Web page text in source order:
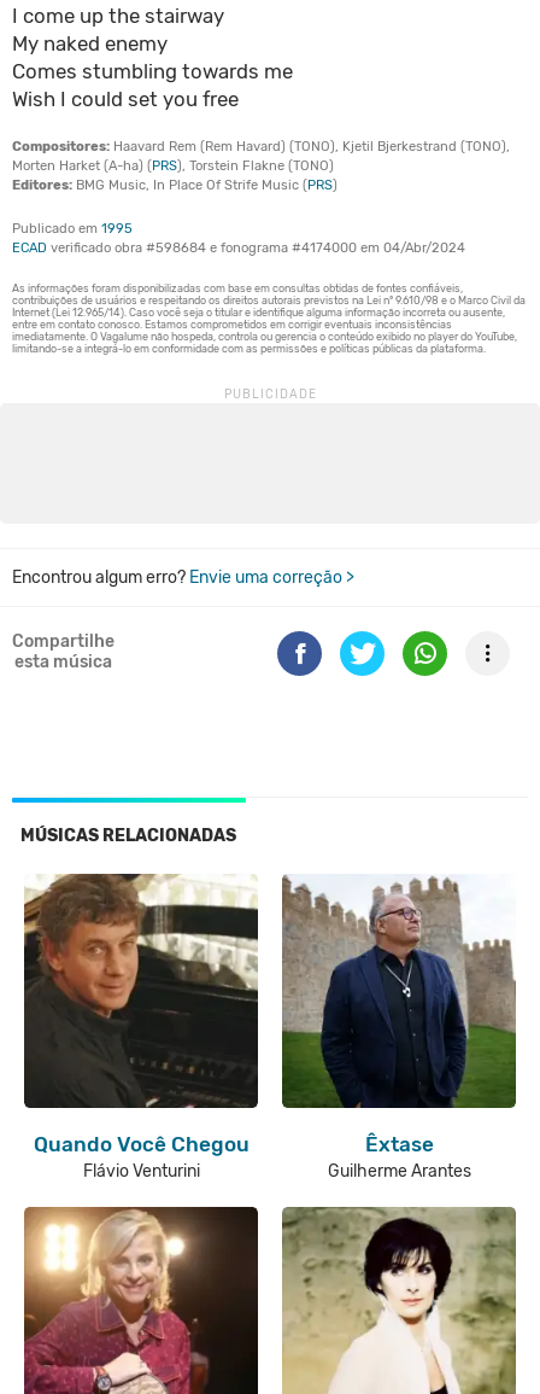
I come up the stairway
My naked enemy
Comes stumbling towards me
Wish I could set you free
Compositores: Haavard Rem (Rem Havard) (TONO), Kjetil Bjerkestrand (TONO),
Morten Harket (A-ha) (PRS), Torstein Flakne (TONO)
Editores: BMG Music, In Place Of Strife Music (PRS)
Publicado em 1995
ECAD verificado obra #598684 e fonograma #4174000 em 04/Abr/2024
Encontrou algum erro? Envie uma correção >
Compartilhe
esta música
MÚSICAS RELACIONADAS
Quando Você Chegou
Flávio Venturini
Êxtase
Guilherme Arantes